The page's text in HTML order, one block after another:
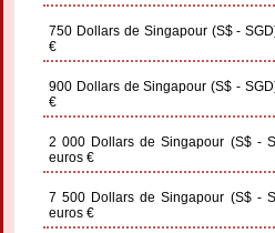
750 Dollars de Singapour (S$ -
€
900 Dollars de Singapour (S$ -
€
2 000 Dollars de Singapour (S$ -
euros €
7 500 Dollars de Singapour (S$ -
euros €